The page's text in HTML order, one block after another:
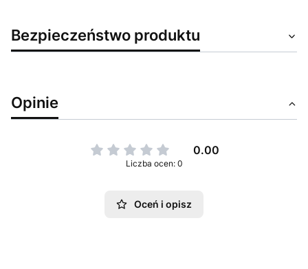
Bezpieczeństwo produktu
Opinie
0.00
Liczba ocen: 0
Oceń i opisz